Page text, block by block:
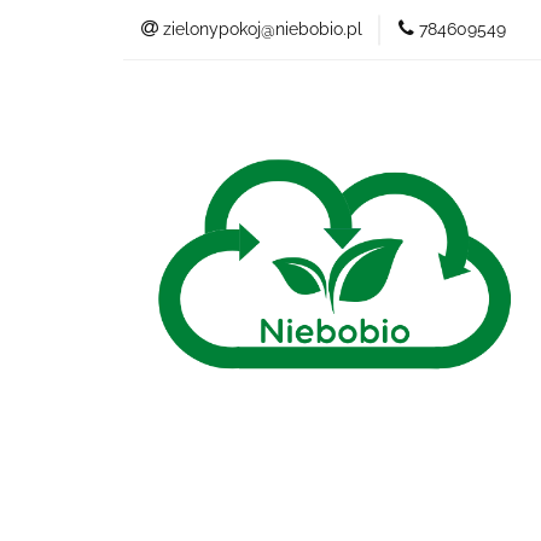
zielonypokoj@niebobio.pl 784609549